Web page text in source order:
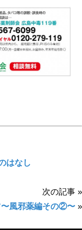
はなし
次の記事 »
〜風邪薬編その②〜 »